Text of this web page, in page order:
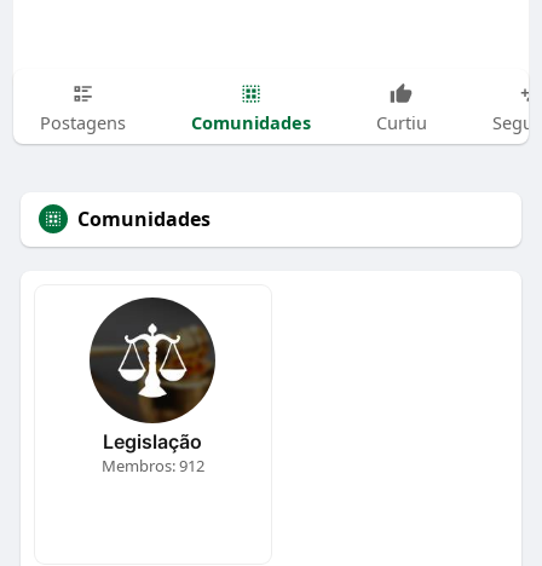
Postagens Comunidades Curtiu
Comunidades
Legislação
Membros: 912